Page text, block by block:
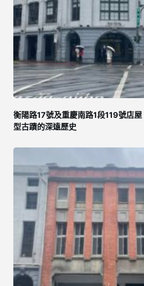
衡陽路17號及重慶南路1段119號店
型古蹟的深遠歷史